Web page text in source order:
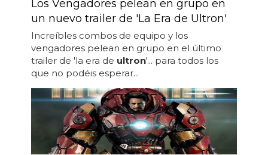
Los Vengadores pelean en grupo en
un nuevo trailer de 'La Era de Ultron'
Increíbles combos de equipo y los
vengadores pelean en grupo en el último
trailer de 'la era de ultron'... para todos los
que no podéis esperar...